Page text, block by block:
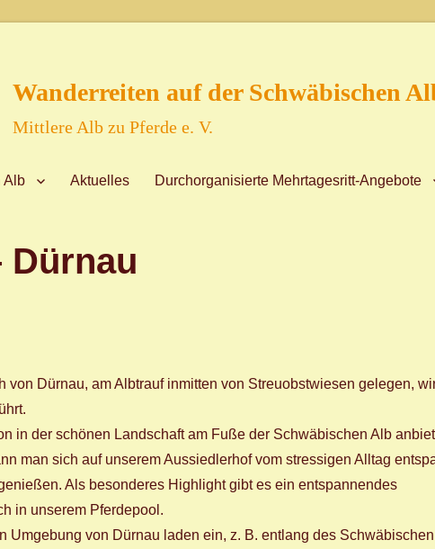
Wanderreiten auf der Schwäbischen
Mittlere Alb zu Pferde e. V.
Alb Aktuelles Durchorganisierte Mehrtagesritt-Angebote
Dürnau
von Dürnau, am Albtrauf inmitten von Streuobstwiesen gelegen,
in der schönen Landschaft am Fuße der Schwäbischen Alb
man sich auf unserem Aussiedlerhof vom stressigen Alltag
Als besonderes Highlight gibt es ein entspannendes
in unserem Pferdepool.
Umgebung von Dürnau laden ein, z. B. entlang des Schwäbischen